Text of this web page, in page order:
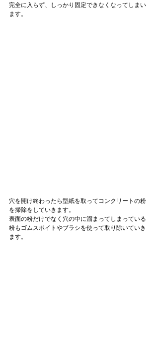
完全に入らず、しっかり固定できなくなってしまい
ます。
穴を開け終わったら型紙を取ってコンクリートの粉
を掃除をしていきます。
表面の粉だけでなく穴の中に溜まってしまっている
粉もゴムスポイトやブラシを使って取り除いていき
ます。